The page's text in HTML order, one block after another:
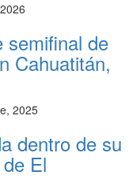
semifinal de
Cahuatitán,
2025
dentro de su
El